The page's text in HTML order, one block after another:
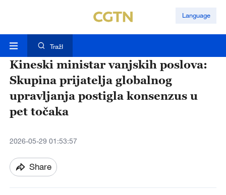
Language
TražI
Kineski ministar vanjskih poslova:
Skupina prijatelja globalnog
upravljanja postigla konsenzus u
pet točaka
2026-05-29 01:53:57
Share